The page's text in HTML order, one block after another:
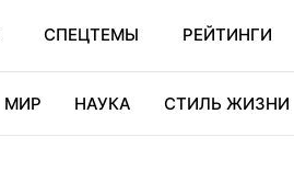
СПЕЦТЕМЫ РЕЙТИНГИ
МИР НАУКА СТИЛЬ ЖИЗНИ